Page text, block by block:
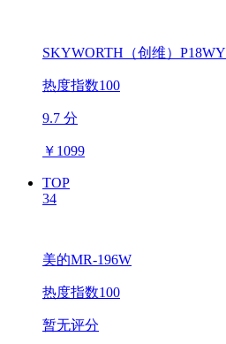
SKYWORTH（创维）P18WY
热度指数100
9.7 分
￥ 1099
TOP
34
美的MR-196W
热度指数100
暂无评分